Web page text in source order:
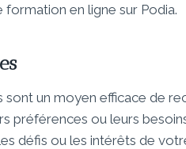
en ligne sur Podia.
sont un moyen efficace de
préférences ou leurs
défis ou les intérêts de